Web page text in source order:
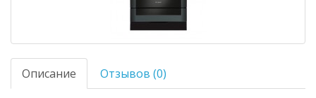
Описание Отзывов (0)